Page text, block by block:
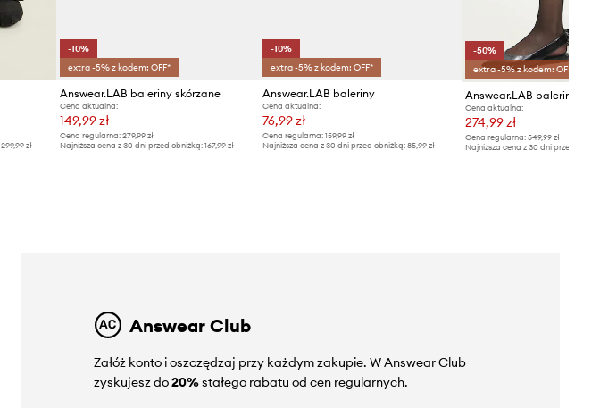
299,99 zł
-10%
extra -5% z kodem: OFF*
Answear.LAB baleriny skórzane
Cena aktualna:
149,99 zł
Cena regularna: 279,99 zł
Najniższa cena z 30 dni przed obniżką: 167,99 zł
-10%
extra -5% z kodem: OFF*
Answear.LAB baleriny
Cena aktualna:
76,99 zł
Cena regularna:159,99 zł
Najniższa cena z 30 dni przed obniżką:85,99 zł
-50%
extra -5% z kodem: OFF*
Answear.LAB baleriny
Cena aktualna:
274,99 zł
Cena regularna: 549,99 zł
Najniższa cena z 30 dni przed obniżką:
Answear Club
Załóż konto i oszczędzaj przy każdym zakupie. W Answear Club
zyskujesz do20%stałego rabatu od cen regularnych.